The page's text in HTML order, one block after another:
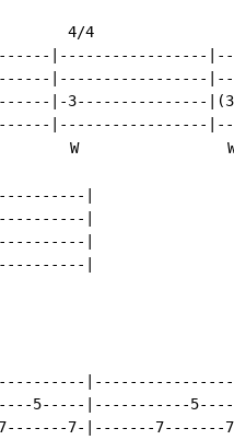
4/4
|-----------------
|-----------------
|-3---------------
|-----------------
W
|
|
|
|
|-----------------
5-----|-----------
7-|-------